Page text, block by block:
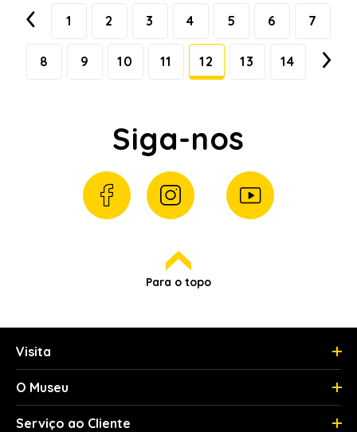
1 2 3 4 5 6 7
8 9 10 11 12 13 14
Siga-nos
Para o topo
Visita
O Museu
Serviço ao Cliente